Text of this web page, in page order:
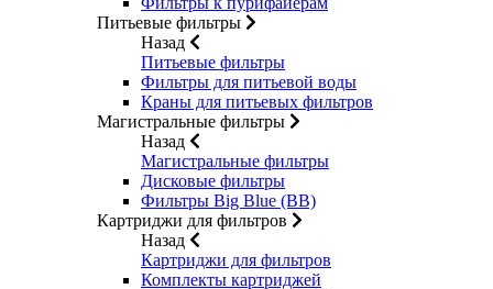
Питьевые фильтры
Назад
Питьевые фильтры
Фильтры для питьевой воды
Краны для питьевых фильтров
Магистральные фильтры
Назад
Магистральные фильтры
Дисковые фильтры
Фильтры Big Blue (BB)
Картриджи для фильтров
Назад
Картриджи для фильтров
Комплекты картриджей